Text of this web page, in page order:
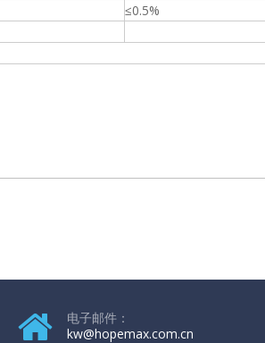
≤0.5%
电子邮件：
kw@hopemax.com.cn